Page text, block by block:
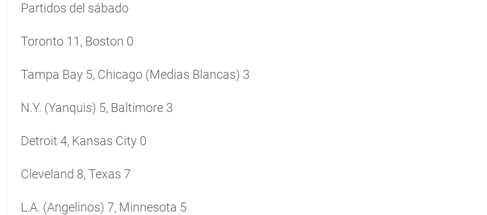
Partidos del sábado
Toronto 11, Boston 0
Tampa Bay 5, Chicago (Medias Blancas) 3
N.Y. (Yanquis) 5, Baltimore 3
Detroit 4, Kansas City 0
Cleveland 8, Texas 7
L.A. (Angelinos) 7, Minnesota 5